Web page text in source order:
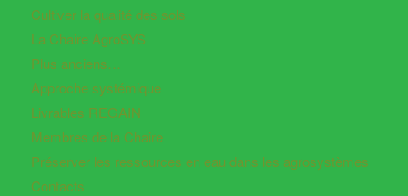
Cultiver la qualité des sols
La Chaire AgroSYS
Plus anciens…
Approche systémique
Livrables REGAIN
Membres de la Chaire
Préserver les ressources en eau dans les agrosystèmes
Contacts